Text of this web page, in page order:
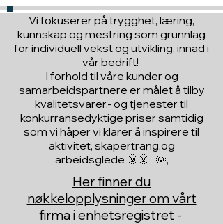
Vi fokuserer på trygghet, læring,
kunnskap og mestring som grunnlag
for individuell vekst og utvikling, innad i
vår bedrift!
I forhold til våre kunder og
samarbeidspartnere er målet å tilby
kvalitetsvarer,- og tjenester til
konkurransedyktige priser samtidig
som vi håper vi klarer å inspirere til
aktivitet, skapertrang,og
arbeidsglede 🌞🌞 🌞,
Her finner du
nøkkelopplysninger om vårt
firma i enhetsregistret -